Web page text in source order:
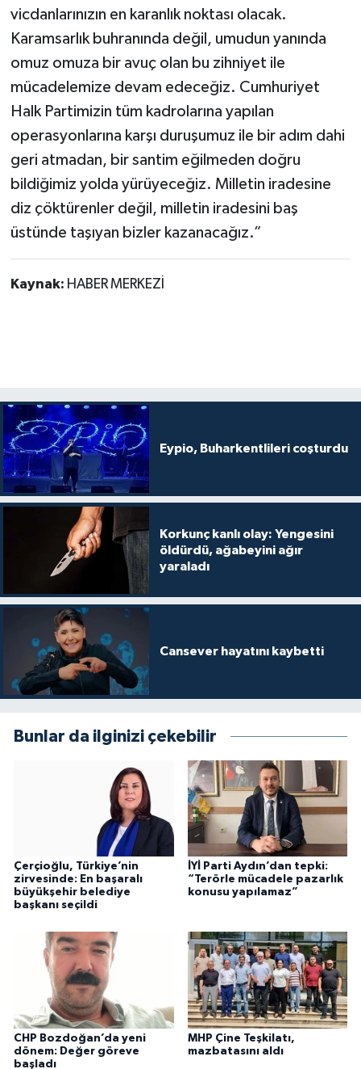
vicdanlarınızın en karanlık noktası olacak.
Karamsarlık buhranında değil, umudun yanında
omuz omuza bir avuç olan bu zihniyet ile
mücadelemize devam edeceğiz. Cumhuriyet
Halk Partimizin tüm kadrolarına yapılan
operasyonlarına karşı duruşumuz ile bir adım dahi
geri atmadan, bir santim eğilmeden doğru
bildiğimiz yolda yürüyeceğiz. Milletin iradesine
diz çöktürenler değil, milletin iradesini baş
üstünde taşıyan bizler kazanacağız.”
Kaynak: HABER MERKEZİ
Eypio, Buharkentlileri coşturdu
Korkunç kanlı olay: Yengesini
öldürdü, ağabeyini ağır
yaraladı
Cansever hayatını kaybetti
Bunlar da ilginizi çekebilir
Çerçioğlu, Türkiye’nin
zirvesinde: En başaralı
büyükşehir belediye
başkanı seçildi
İYİ Parti Aydın’dan tepki:
“Terörle mücadele pazarlık
konusu yapılamaz”
CHP Bozdoğan’da yeni
dönem: Değer göreve
başladı
MHP Çine Teşkilatı,
mazbatasını aldı